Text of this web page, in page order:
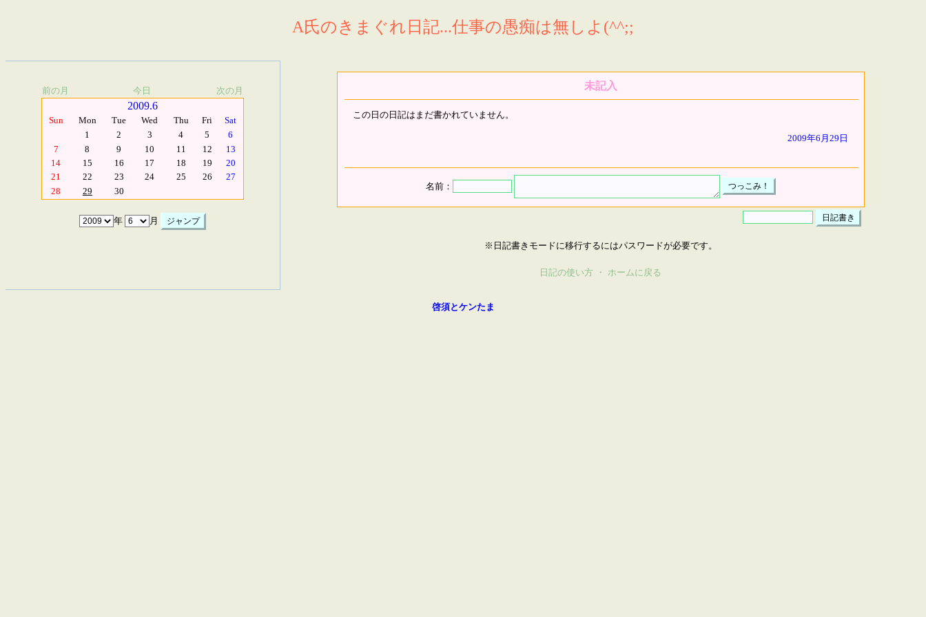
A氏のきまぐれ日記...仕事の愚痴は無しよ(^^;;
前の月 今日 次の月
2009.6
Sun Mon Tue Wed Thu Fri
Sat
1
2 3 4 5
6
7
8 9 10 11 12
13
14
15 16 17 18 19
20
21
22 23 24 25 26
27
28
29 30
年 月
未記入
この日の日記はまだ書かれていません。
2009年6月29日
名前：
※日記書きモードに移行するにはパスワードが必要です。
日記の使い方 ・ ホームに戻る
啓須とケンたま